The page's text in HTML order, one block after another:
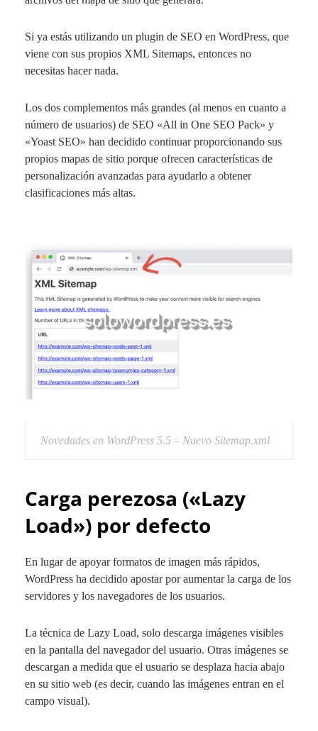
Si ya estás utilizando un plugin de SEO en WordPress, que
viene con sus propios XML Sitemaps, entonces no
necesitas hacer nada.
Los dos complementos más grandes (al menos en cuanto a
número de usuarios) de SEO «All in One SEO Pack» y
«Yoast SEO» han decidido continuar proporcionando sus
propios mapas de sitio porque ofrecen características de
personalización avanzadas para ayudarlo a obtener
clasificaciones más altas.
Novedades en WordPress 5.5 – Nuevo Sitemap.xml
Carga perezosa («Lazy
Load») por defecto
En lugar de apoyar formatos de imagen más rápidos,
WordPress ha decidido apostar por aumentar la carga de los
servidores y los navegadores de los usuarios.
La técnica de Lazy Load, solo descarga imágenes visibles
en la pantalla del navegador del usuario. Otras imágenes se
descargan a medida que el usuario se desplaza hacia abajo
en su sitio web (es decir, cuando las imágenes entran en el
campo visual).